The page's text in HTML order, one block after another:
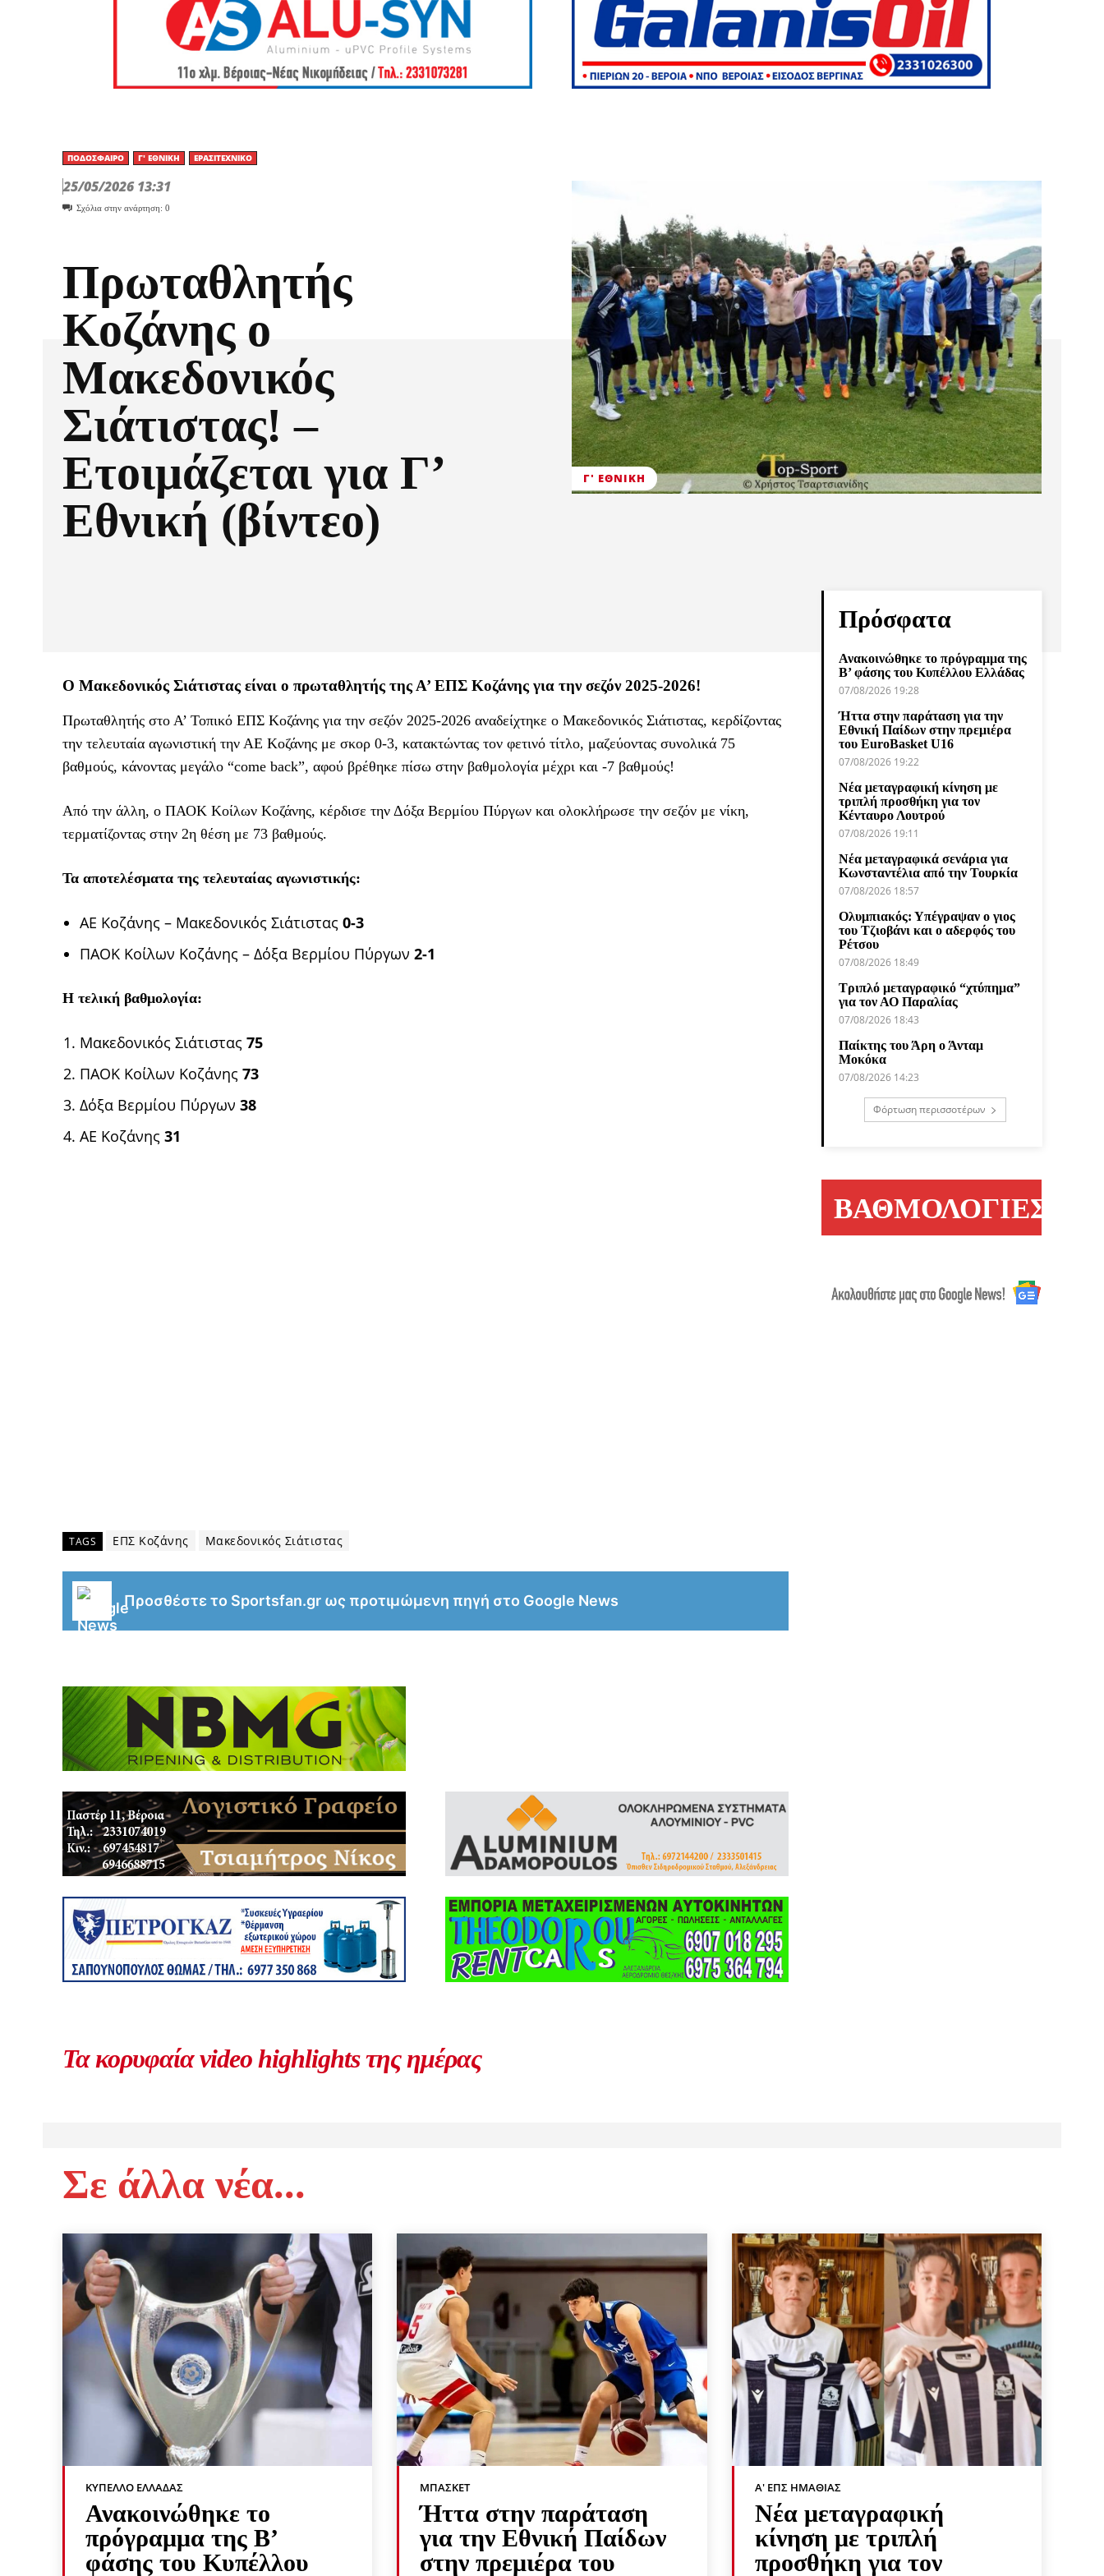
ΠΟΔΌΣΦΑΙΡΟ Γ' ΕΘΝΙΚΉ ΕΡΑΣΙΤΕΧΝΙΚΟ
25/05/2026 13:31
Σχόλια στην ανάρτηση: 0
Πρωταθλητής
Κοζάνης ο
Μακεδονικός
Σιάτιστας! –
Ετοιμάζεται για Γ’
Εθνική (βίντεο)
Γ' ΕΘΝΙΚΉ
Ο Μακεδονικός Σιάτιστας είναι ο πρωταθλητής της Α’ ΕΠΣ Κοζάνης για την σεζόν 2025-2026!
Πρωταθλητής στο Α’ Τοπικό ΕΠΣ Κοζάνης για την σεζόν 2025-2026 αναδείχτηκε ο Μακεδονικός Σιάτιστας, κερδίζοντας
την τελευταία αγωνιστική την ΑΕ Κοζάνης με σκορ 0-3, κατακτώντας τον φετινό τίτλο, μαζεύοντας συνολικά 75
βαθμούς, κάνοντας μεγάλο “come back”, αφού βρέθηκε πίσω στην βαθμολογία μέχρι και -7 βαθμούς!
Από την άλλη, ο ΠΑΟΚ Κοίλων Κοζάνης, κέρδισε την Δόξα Βερμίου Πύργων και ολοκλήρωσε την σεζόν με νίκη,
τερματίζοντας στην 2η θέση με 73 βαθμούς.
Τα αποτελέσματα της τελευταίας αγωνιστικής:
ΑΕ Κοζάνης – Μακεδονικός Σιάτιστας 0-3
ΠΑΟΚ Κοίλων Κοζάνης – Δόξα Βερμίου Πύργων 2-1
Η τελική βαθμολογία:
Μακεδονικός Σιάτιστας 75
ΠΑΟΚ Κοίλων Κοζάνης 73
Δόξα Βερμίου Πύργων 38
ΑΕ Κοζάνης 31
TAGS ΕΠΣ Κοζάνης Μακεδονικός Σιάτιστας
Προσθέστε το Sportsfan.gr ως προτιμώμενη πηγή στο Google News
Τα κορυφαία video highlights της ημέρας
Πρόσφατα
Ανακοινώθηκε το πρόγραμμα της
Β’ φάσης του Κυπέλλου Ελλάδας
07/08/2026 19:28
Ήττα στην παράταση για την
Εθνική Παίδων στην πρεμιέρα
του EuroBasket U16
07/08/2026 19:22
Νέα μεταγραφική κίνηση με
τριπλή προσθήκη για τον
Κένταυρο Λουτρού
07/08/2026 19:11
Νέα μεταγραφικά σενάρια για
Κωνσταντέλια από την Τουρκία
07/08/2026 18:57
Ολυμπιακός: Υπέγραψαν ο γιος
του Τζιοβάνι και ο αδερφός του
Ρέτσου
07/08/2026 18:49
Τριπλό μεταγραφικό “χτύπημα”
για τον ΑΟ Παραλίας
07/08/2026 18:43
Παίκτης του Άρη ο Άνταμ
Μοκόκα
07/08/2026 14:23
Φόρτωση περισσοτέρων
ΒΑΘΜΟΛΟΓΙΕΣ
Σε άλλα νέα...
ΚΎΠΕΛΛΟ ΕΛΛΆΔΑΣ
Ανακοινώθηκε το
πρόγραμμα της Β’
φάσης του Κυπέλλου
ΜΠΆΣΚΕΤ
Ήττα στην παράταση
για την Εθνική Παίδων
στην πρεμιέρα του
Α' ΕΠΣ ΗΜΑΘΊΑΣ
Νέα μεταγραφική
κίνηση με τριπλή
προσθήκη για τον